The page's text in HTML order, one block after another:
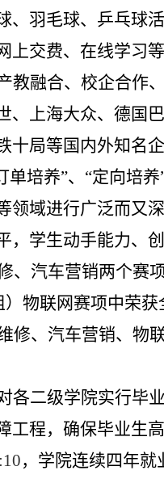
羽毛球、乒乓球
交费、在线学习等
教融合、校企合作
、上海大众、德国
十局等国内外知名
培养”、“定向培
领域进行广泛而又
，学生动手能力、
、汽车营销两个赛
物联网赛项中荣
修、汽车营销、物
各二级学院实行毕
工程，确保毕业生
，学院连续四年就